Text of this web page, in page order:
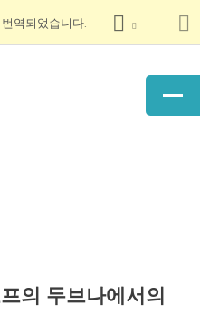
역되었습니다.
의 두브나에서의